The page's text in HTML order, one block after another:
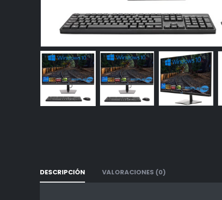
DESCRIPCIÓN VALORACIONES (0)